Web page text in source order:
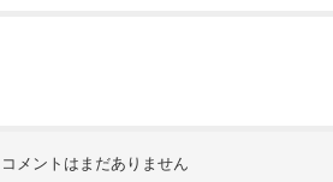
コメントはまだありません